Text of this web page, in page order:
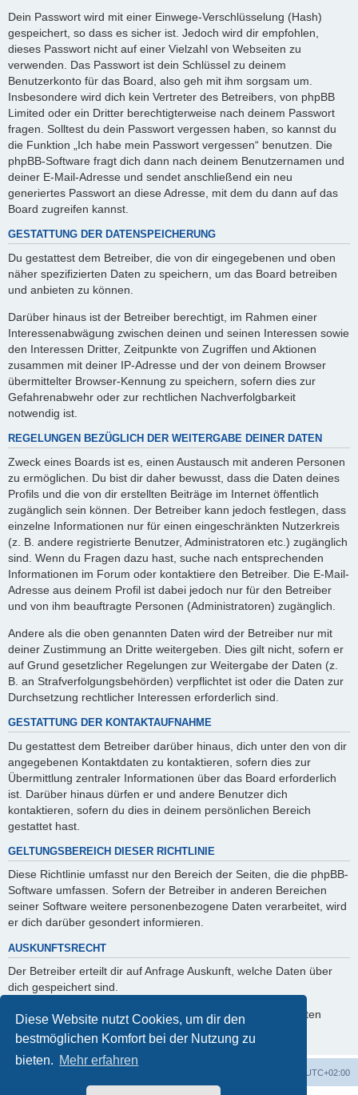
Diese Website nutzt Cookies, um dir den
bestmöglichen Komfort bei der Nutzung zu
bieten. Mehr erfahren
Dein Passwort wird mit einer Einwege-Verschlüsselung (Hash)
gespeichert, so dass es sicher ist. Jedoch wird dir empfohlen,
dieses Passwort nicht auf einer Vielzahl von Webseiten zu
verwenden. Das Passwort ist dein Schlüssel zu deinem
Benutzerkonto für das Board, also geh mit ihm sorgsam um.
Insbesondere wird dich kein Vertreter des Betreibers, von phpBB
Limited oder ein Dritter berechtigterweise nach deinem Passwort
fragen. Solltest du dein Passwort vergessen haben, so kannst du
die Funktion „Ich habe mein Passwort vergessen“ benutzen. Die
phpBB-Software fragt dich dann nach deinem Benutzernamen und
deiner E-Mail-Adresse und sendet anschließend ein neu
generiertes Passwort an diese Adresse, mit dem du dann auf das
Board zugreifen kannst.
GESTATTUNG DER DATENSPEICHERUNG
Du gestattest dem Betreiber, die von dir eingegebenen und oben
näher spezifizierten Daten zu speichern, um das Board betreiben
und anbieten zu können.
Darüber hinaus ist der Betreiber berechtigt, im Rahmen einer
Interessenabwägung zwischen deinen und seinen Interessen sowie
den Interessen Dritter, Zeitpunkte von Zugriffen und Aktionen
zusammen mit deiner IP-Adresse und der von deinem Browser
übermittelter Browser-Kennung zu speichern, sofern dies zur
Gefahrenabwehr oder zur rechtlichen Nachverfolgbarkeit
notwendig ist.
REGELUNGEN BEZÜGLICH DER WEITERGABE DEINER DATEN
Zweck eines Boards ist es, einen Austausch mit anderen Personen
zu ermöglichen. Du bist dir daher bewusst, dass die Daten deines
Profils und die von dir erstellten Beiträge im Internet öffentlich
zugänglich sein können. Der Betreiber kann jedoch festlegen, dass
einzelne Informationen nur für einen eingeschränkten Nutzerkreis
(z. B. andere registrierte Benutzer, Administratoren etc.) zugänglich
sind. Wenn du Fragen dazu hast, suche nach entsprechenden
Informationen im Forum oder kontaktiere den Betreiber. Die E-Mail-
Adresse aus deinem Profil ist dabei jedoch nur für den Betreiber
und von ihm beauftragte Personen (Administratoren) zugänglich.
Andere als die oben genannten Daten wird der Betreiber nur mit
deiner Zustimmung an Dritte weitergeben. Dies gilt nicht, sofern er
auf Grund gesetzlicher Regelungen zur Weitergabe der Daten (z.
B. an Strafverfolgungsbehörden) verpflichtet ist oder die Daten zur
Durchsetzung rechtlicher Interessen erforderlich sind.
GESTATTUNG DER KONTAKTAUFNAHME
Du gestattest dem Betreiber darüber hinaus, dich unter den von dir
angegebenen Kontaktdaten zu kontaktieren, sofern dies zur
Übermittlung zentraler Informationen über das Board erforderlich
ist. Darüber hinaus dürfen er und andere Benutzer dich
kontaktieren, sofern du dies in deinem persönlichen Bereich
gestattet hast.
GELTUNGSBEREICH DIESER RICHTLINIE
Diese Richtlinie umfasst nur den Bereich der Seiten, die die phpBB-
Software umfassen. Sofern der Betreiber in anderen Bereichen
seiner Software weitere personenbezogene Daten verarbeitet, wird
er dich darüber gesondert informieren.
AUSKUNFTSRECHT
Der Betreiber erteilt dir auf Anfrage Auskunft, welche Daten über
dich gespeichert sind.
Du kannst jederzeit die Löschung bzw. Sperrung deiner Daten
verlangen. Kontaktiere hierzu bitte den Betreiber.
UTC+02:00